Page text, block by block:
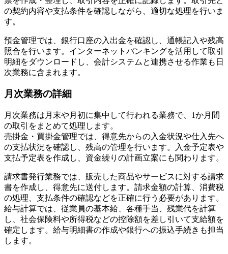
の契約内容や支払条件を確認しながら、適切な処理を行いま
す。
預金管理では、銀行口座の入出金を確認し、通帳記入や残高
照合を行います。インターネットバンキングを活用して取引
明細をダウンロードし、会計システムと連携させる作業も日
次業務に含まれます。
月次業務の詳細
月次業務は月末や月初に集中して行われる業務で、1か月間
の取引をまとめて処理します。
売掛金・買掛金管理では、得意先からの入金状況や仕入先へ
の支払状況を確認し、残高の管理を行います。入金予定表や
支払予定表を作成し、資金繰りの計画立案にも関わります。
請求書発行業務では、販売した商品やサービスに対する請求
書を作成し、得意先に送付します。請求金額の計算、消費税
の処理、支払条件の確認などを正確に行う必要があります。
給与計算では、従業員の基本給、各種手当、残業代を計算
し、社会保険料や所得税などの控除額を差し引いて支給額を
確定します。給与明細書の作成や銀行への振込手続きも担当
します。